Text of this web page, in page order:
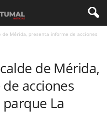
de Mérida, presenta informe de acciones
de Mérida,
acciones
La